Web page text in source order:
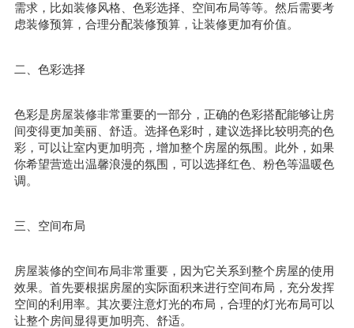
需求，比如装修风格、色彩选择、空间布局等等。然后需要考
虑装修预算，合理分配装修预算，让装修更加有价值。
二、色彩选择
色彩是房屋装修非常重要的一部分，正确的色彩搭配能够让房
间变得更加美丽、舒适。选择色彩时，建议选择比较明亮的色
彩，可以让室内更加明亮，增加整个房屋的氛围。此外，如果
你希望营造出温馨浪漫的氛围，可以选择红色、粉色等温暖色
调。
三、空间布局
房屋装修的空间布局非常重要，因为它关系到整个房屋的使用
效果。首先要根据房屋的实际面积来进行空间布局，充分发挥
空间的利用率。其次要注意灯光的布局，合理的灯光布局可以
让整个房间显得更加明亮、舒适。